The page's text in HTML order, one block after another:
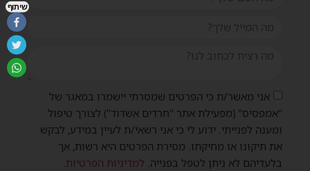
אני מאשר/ת כי הפרטים שמסרתי יישמרו במאגר של
"אמפסיס" (מפעילת אתר "חרדים אשדוד") לצורך טיפול
ומענה לפנייתי. ידוע לי כי אני רשאי/ת לעיין במידע, לבקש
את תיקונו או מחיקתו. מסירת הפרטים היא רשות, אך
בלעדיהם לא ניתן לטפל בפנייה. למדיניות הפרטיות.
שיתוף